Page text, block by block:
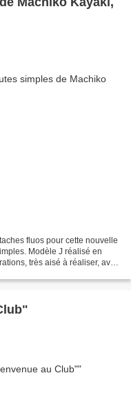
fluos pour cette nouvelle
Modèle J réalisé en
très aisé à réaliser, avec